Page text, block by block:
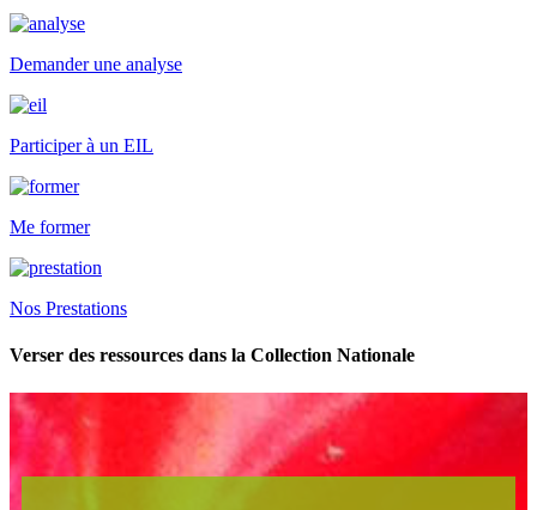
Demander une analyse
Participer à un EIL
Me former
Nos Prestations
Verser des ressources dans la Collection Nationale